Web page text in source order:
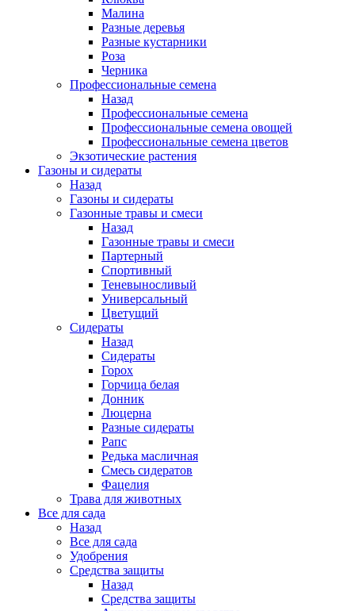
Малина
Разные деревья
Разные кустарники
Роза
Черника
Профессиональные семена
Назад
Профессиональные семена
Профессиональные семена овощей
Профессиональные семена цветов
Экзотические растения
Газоны и сидераты
Назад
Газоны и сидераты
Газонные травы и смеси
Назад
Газонные травы и смеси
Партерный
Спортивный
Теневыносливый
Универсальный
Цветущий
Сидераты
Назад
Сидераты
Горох
Горчица белая
Донник
Люцерна
Разные сидераты
Рапс
Редька масличная
Смесь сидератов
Фацелия
Трава для животных
Все для сада
Назад
Все для сада
Удобрения
Средства защиты
Назад
Средства защиты